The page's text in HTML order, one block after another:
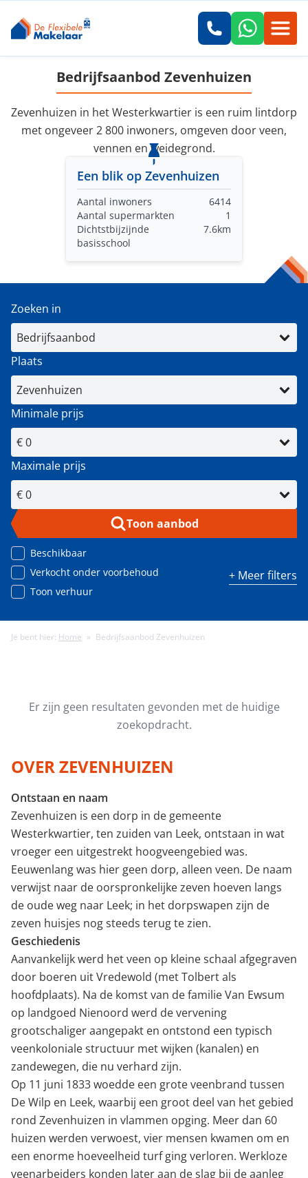
Bedrijfsaanbod Zevenhuizen
Zevenhuizen in het Westerkwartier is een ruim lintdorp
met ongeveer 2 800 inwoners, omgeven door veen,
vennen en weidegrond.
Een blik op Zevenhuizen
Aantal inwoners
6414
Aantal supermarkten
1
Dichtstbijzijnde
basisschool
7.6km
Zoeken in
Plaats
Minimale prijs
Maximale prijs
Toon aanbod
Beschikbaar
Verkocht onder voorbehoud
Toon verhuur
+ Meer filters
Minimale energielabel
Minimale gebruiksoppervlakte (m²)
Minimaal aantal kamers
Je bent hier: Home » Bedrijfsaanbod Zevenhuizen
Er zijn geen resultaten gevonden met de huidige
zoekopdracht.
OVER ZEVENHUIZEN
Ontstaan en naam
Zevenhuizen is een dorp in de gemeente
Westerkwartier, ten zuiden van Leek, ontstaan in wat
vroeger een uitgestrekt hoogveengebied was.
Eeuwenlang was hier geen dorp, alleen veen. De naam
verwijst naar de oorspronkelijke zeven hoeven langs
de oude weg naar Leek; in het dorpswapen zijn de
zeven huisjes nog steeds terug te zien.
Geschiedenis
Aanvankelijk werd het veen op kleine schaal afgegraven
door boeren uit Vredewold (met Tolbert als
hoofdplaats). Na de komst van de familie Van Ewsum
op landgoed Nienoord werd de vervening
grootschaliger aangepakt en ontstond een typisch
veenkoloniale structuur met wijken (kanalen) en
zandewegen, die nu verhard zijn.
Op 11 juni 1833 woedde een grote veenbrand tussen
De Wilp en Leek, waarbij een groot deel van het gebied
rond Zevenhuizen in vlammen opging. Meer dan 60
huizen werden verwoest, vier mensen kwamen om en
een enorme hoeveelheid turf ging verloren. Werkloze
veenarbeiders konden later aan de slag bij de aanleg